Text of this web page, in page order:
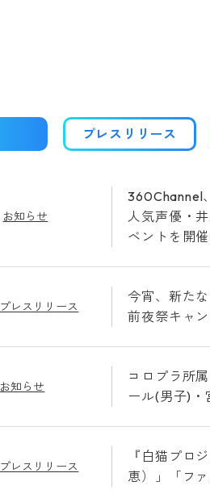
プレスリリース
お知らせ
360Channel
人気声優・
ベントを開
プレスリリース
今宵、新た
前夜祭キャ
お知らせ
コロプラ所
ール(男子)
プレスリリース
『白猫プロ
恵）」「フ